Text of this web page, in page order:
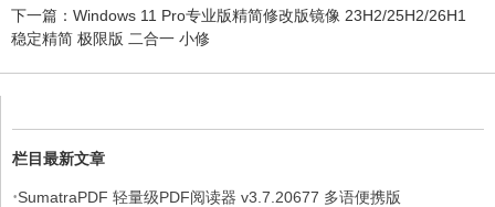
下一篇： Windows 11 Pro专业版精简修改版镜像 23H2/25H2/26H1
稳定精简 极限版 二合一 小修
栏目最新文章
·SumatraPDF 轻量级PDF阅读器 v3.7.20677 多语便携版